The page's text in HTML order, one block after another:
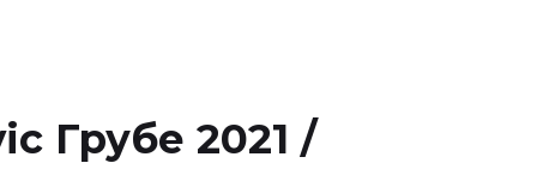
Грубе 2021 /